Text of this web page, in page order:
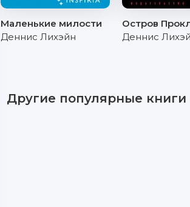
Маленькие милости
Деннис Лихэйн
Остров
Деннис
Другие популярные